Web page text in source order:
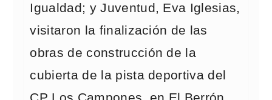
Igualdad; y Juventud, Eva Iglesias,
visitaron la finalización de las
obras de construcción de la
cubierta de la pista deportiva del